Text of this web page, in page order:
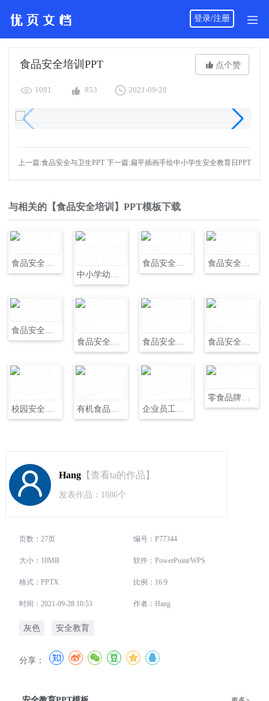
登录/注册
食品安全培训PPT  点个赞
 1091  853  2021-09-28
上一篇:食品安全与卫生PPT 下一篇:扁平插画手绘中小学生安全教育日PPT
与相关的【食品安全培训】PPT模板下载
食品安全培训PPT
中小学幼儿园食品安全培训主题PPT
食品安全科普PPT 食品安全与卫生PPT
食品安全主题班会PPT
食品安全法实施条例PPT
食品安全法实施条例PPT 食品安全健康食物PPT模板
校园安全教育食品安全宣传周PPT 有机食品化妆品类企业主题PPT 企业员工培训团队建设培训PPT
零食品牌京东618
Hang【查看ta的作品】
发表作品：1886个
页数：27页 编号：P77344
大小：10MB 软件：PowerPoint/WPS
格式：PPTX 比例：16:9
时间：2021-09-28 10:53 作者：Hang
灰色 安全教育
分享：